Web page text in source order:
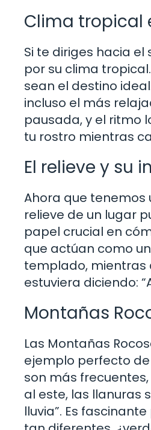
Clima tropical
Si te diriges hacia
por su clima
sean el destino
incluso el más
pausada, y el ritmo
tu rostro mientras
El relieve y su
Ahora que tenemos
relieve de un lugar
papel crucial en
que actúan como
templado, mientras
estuviera diciendo:
Montañas
Las Montañas
ejemplo perfecto
son más
al este, las llanuras
lluvia”. Es